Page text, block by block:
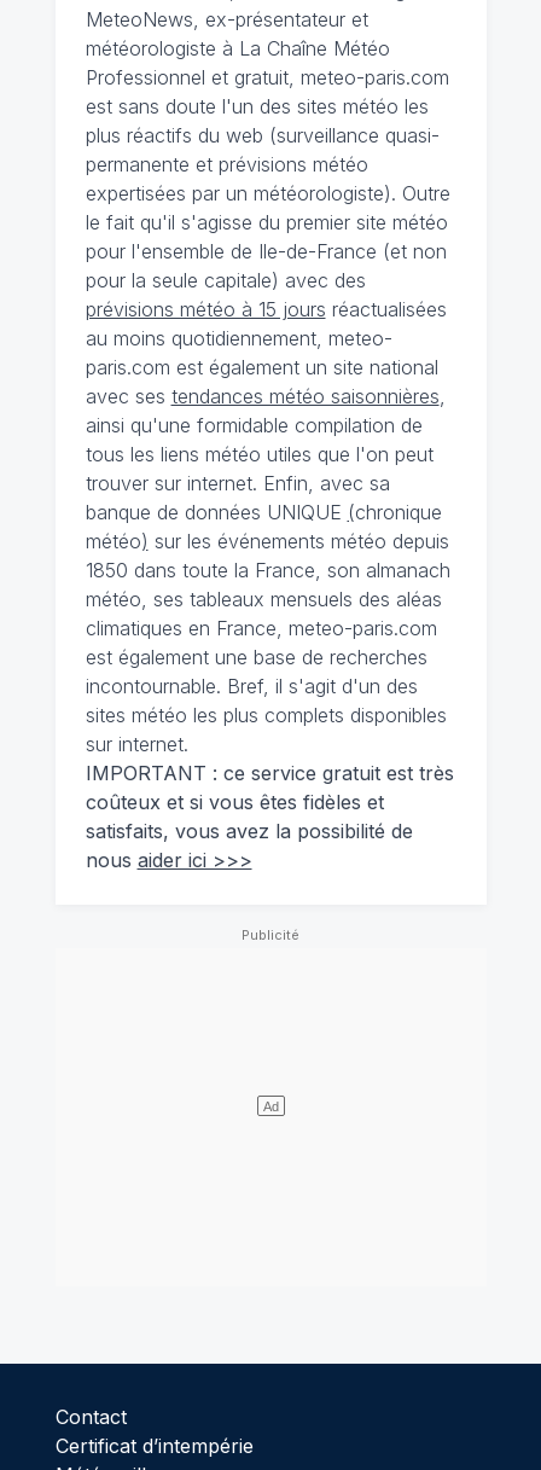
MeteoNews, ex-présentateur et
météorologiste à La Chaîne Météo
Professionnel et gratuit, meteo-paris.com
est sans doute l'un des sites météo les
plus réactifs du web (surveillance quasi-
permanente et prévisions météo
expertisées par un météorologiste). Outre
le fait qu'il s'agisse du premier site météo
pour l'ensemble de Ile-de-France (et non
pour la seule capitale) avec des
prévisions météo à 15 jours réactualisées
au moins quotidiennement, meteo-
paris.com est également un site national
avec ses tendances météo saisonnières,
ainsi qu'une formidable compilation de
tous les liens météo utiles que l'on peut
trouver sur internet. Enfin, avec sa
banque de données UNIQUE (chronique
météo) sur les événements météo depuis
1850 dans toute la France, son almanach
météo, ses tableaux mensuels des aléas
climatiques en France, meteo-paris.com
est également une base de recherches
incontournable. Bref, il s'agit d'un des
sites météo les plus complets disponibles
sur internet.
IMPORTANT : ce service gratuit est très
coûteux et si vous êtes fidèles et
satisfaits, vous avez la possibilité de
nous aider ici >>>
Contact
Certificat d’intempérie